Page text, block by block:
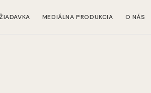
MEDIÁLNA PRODUKCIA O NÁS